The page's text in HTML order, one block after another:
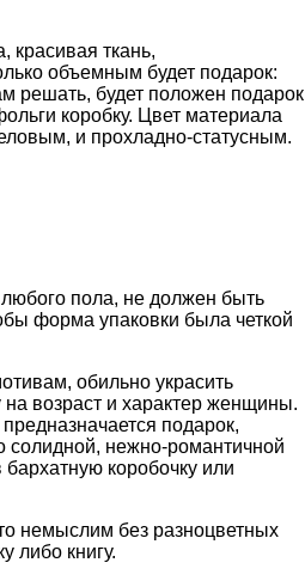
красивая ткань,
объемным будет подарок:
решать, будет положен подарок
коробку. Цвет материала
и прохладно-статусным.
пола, не должен быть
форма упаковки была четкой
обильно украсить
на возраст и характер женщины.
подарок,
солидной, нежно-романтичной
коробочку или
немыслим без разноцветных
либо книгу.